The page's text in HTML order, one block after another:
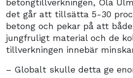
betongtillverkningen, Ola
det går att tillsätta 5-30
betong och pekar på att
jungfruligt material och de
tillverkningen innebär
– Globalt skulle detta ge